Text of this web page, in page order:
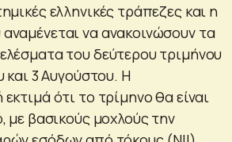
ελληνικές τράπεζες και η
να ανακοινώσουν τα
του δεύτερου τριμήνου
και 3 Αυγούστου. Η
ότι το τρίμηνο θα είναι
με βασικούς μοχλούς την